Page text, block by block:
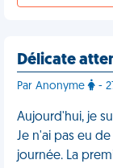
Délicate
Par Anonyme -
Aujourd'hui, je
Je n'ai pas eu
journée. La